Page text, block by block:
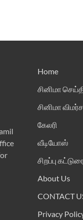
Home
சினிமா
சினிமா
கேலரி
வீடியோஸ்
சிறப்பு
About Us
CONTACT
Privacy